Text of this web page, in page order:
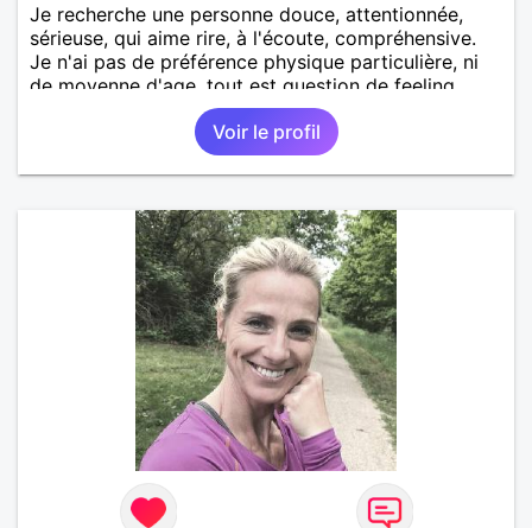
Je recherche une personne douce, attentionnée,
sérieuse, qui aime rire, à l'écoute, compréhensive.
Je n'ai pas de préférence physique particulière, ni
de moyenne d'age, tout est question de feeling.
Voir le profil